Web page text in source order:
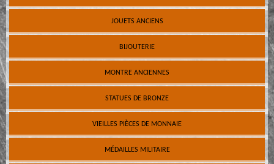
JOUETS ANCIENS
BIJOUTERIE
MONTRE ANCIENNES
STATUES DE BRONZE
VIEILLES PIÈCES DE MONNAIE
MÉDAILLES MILITAIRE